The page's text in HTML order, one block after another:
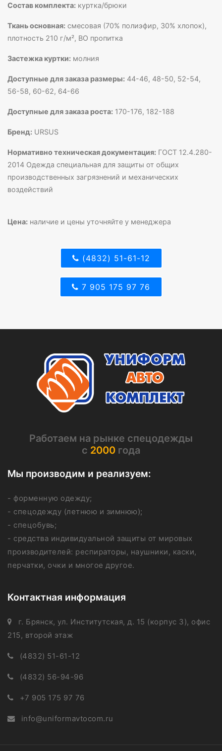
Состав комплекта: куртка/брюки
Ткань основная: смесовая (70% полиэфир, 30% хлопок),
плотность 210 г/м², ВО пропитка
Застежка куртки: молния
Доступные для заказа размеры: 44-46, 48-50, 52-54,
56-58, 60-62, 64-66
Доступные для заказа роста: 170-176, 182-188
Бренд: URSUS
Нормативно техническая документация: ГОСТ 12.4.280-
2014 Одежда специальная для защиты от общих
производственных загрязнений и механических
воздействий
Цена: наличие и цены уточняйте у менеджера
(4832) 51-61-12
7 905 175 97 76
Работаем на рынке спецодежды
с 2000 года
Мы производим и реализуем:
- форменную одежду;
- спецодежду (летнюю и зимнюю);
- спецобувь;
- средства индивидуальной защиты от мировых
производителей: респираторы, наушники, каски,
перчатки, очки и многое другое.
Контактная информация
г. Брянск, ул. Институтская, д. 15 (корпус 3), офис
215, второй этаж
(4832) 51-61-12
(4832) 56-94-96
+7 905 175 97 76
info@uniformavtocom.ru